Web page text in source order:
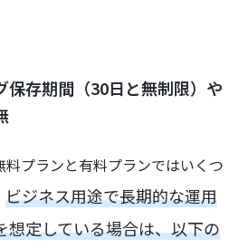
保存期間（30日と無制限）や
プランと有料プランではいくつ
ビジネス用途で長期的な運用
想定している場合は、以下の